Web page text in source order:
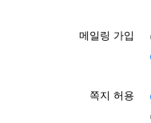
메일링 가입
쪽지 허용